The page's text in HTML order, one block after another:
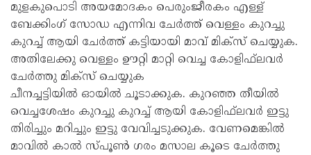
മുളകുപൊടി അയമോദകം പെരുംജീരകം എള്ള്
ബേക്കിംഗ് സോഡ എന്നിവ ചേർത്ത് വെള്ളം കുറച്ചു
കുറച്ച് ആയി ചേർത്ത് കട്ടിയായി മാവ് മിക്‌സ് ചെയ്യുക.
അതിലേക്കു വെള്ളം ഊറ്റി മാറ്റി വെച്ച കോളിഫ്‌ലവർ
ചേർത്തു മിക്‌സ് ചെയ്യുക
ചീനച്ചട്ടിയിൽ ഓയിൽ ചൂടാക്കുക. കുറഞ്ഞ തീയിൽ
വെച്ചശേഷം കുറച്ചു കുറച്ച് ആയി കോളിഫ്‌ലവർ ഇട്ടു
തിരിച്ചും മറിച്ചും ഇട്ടു വേവിച്ചടുക്കുക. വേണമെങ്കിൽ
മാവിൽ കാൽ സ്പൂൺ ഗരം മസാല കൂടെ ചേർത്തു